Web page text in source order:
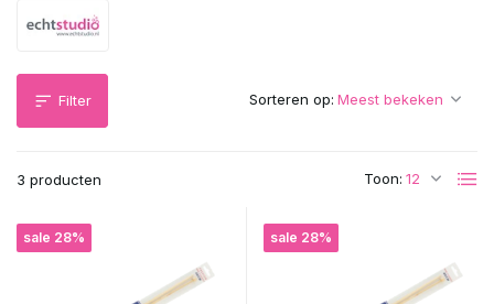
Filter
3 producten Toon:
Sorteren op:
sale 28% sale 28%